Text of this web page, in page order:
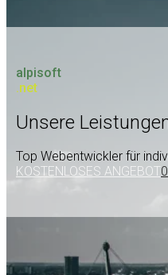
alpisoft
.net
Unsere
Top Webentwickler für
KOSTENLOSES ANGEBOT